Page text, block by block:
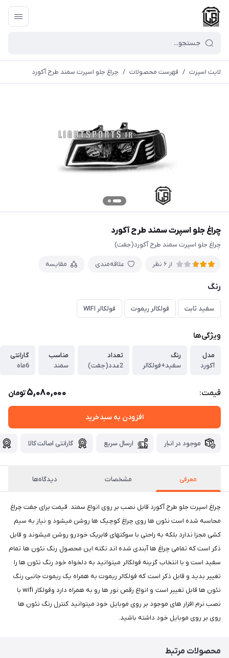
لایت اسپرت / فهرست محصولات / چراغ جلو اسپرت سمند طرح آکورد
چراغ جلو اسپرت سمند طرح آکورد
چراغ جلو اسپرت سمند طرح آکورد(جفت)
از 6 نظر علاقه‌مندی مقایسه
رنگ
سفید ثابت فولکالر ریموت فولکالر WIFI
ویژگی‌ها
مدل
آکورد
رنگ
سفید+فولکالر
تعداد
2عدد(جفت)
مناسب
سمند
گارانتی
6ماه
قیمت: 5,080,000تومان
افزودن به سبدخرید
موجود در انبار ارسال سریع گارانتی اصالت کالا
معرفی مشخصات دیدگاه‌ها
چراغ اسپرت جلو طرح آکورد قابل نصب بر روی انواع سمند. قیمت برای جفت چراغ
محاسبه شده است نئون ها روی چراغ کوچیک ها روشن میشود و نیاز به سیم
کشی مجزا ندارد بلکه به راحتی با سوکتهای فابریک خودرو روشن میشوند و قابل
ذکر است که تمامی چراغ ها آبندی شده اند.نکته:این محصول رنگ نئون ها تمام
سفید است و با انتخاب گزینه فولکالر میتوانید به دلخواه خود رنگ نئون ها را
تغییر بدید و قابل ذکر است که فولکالر ریموت به همراه یک ریموت جانبی رنگ
نئون ها قابل تغییر است و انواع رقص نور ها رو به همراه دارد وفولکار wifi با
نصب نرم افزار های موجود بر روی موبایل خود میتوانید کنترل رنگ نئون ها
روی بر روی موبایل خود داشته باشید.
محصولات مرتبط